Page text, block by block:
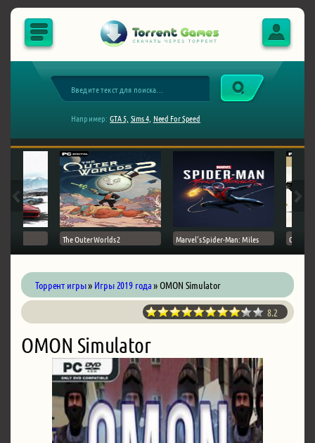
Например: GTA 5, Sims 4, Need For Speed
The Outer Worlds 2 Marvel's Spider-Man: Miles Ghost
Торрент игры» Игры 2019 года» OMON Simulator
8.2
OMON Simulator